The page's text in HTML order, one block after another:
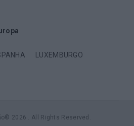
LUXEMBURGO
2026 . All Rights Reserved.